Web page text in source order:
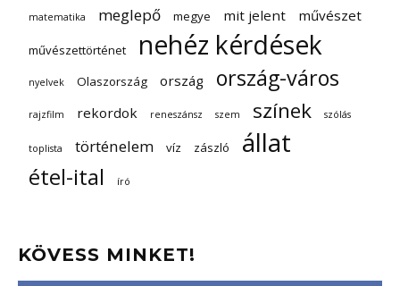
matematika meglepő megye mit jelent művészet
művészettörténet nehéz kérdések
nyelvek Olaszország ország ország-város
rajzfilm rekordok reneszánsz szem színek szólás
toplista történelem víz zászló állat
étel-ital író
KÖVESS MINKET!